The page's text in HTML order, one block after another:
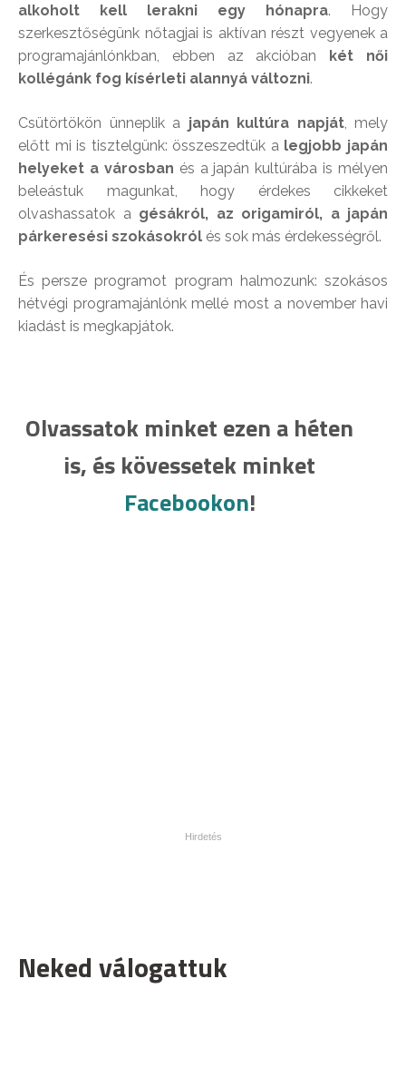
alkoholt kell lerakni egy hónapra. Hogy
szerkesztőségünk nőtagjai is aktívan részt vegyenek a
programajánlónkban, ebben az akcióban
két női
kollégánk fog kísérleti alannyá változni.
Csütörtökön ünneplik a japán kultúra napját, mely
előtt mi is tisztelgünk: összeszedtük a legjobb japán
helyeket a városban és a japán kultúrába is mélyen
beleástuk magunkat, hogy érdekes cikkeket
olvashassatok a gésákról, az origamiról, a japán
párkeresési szokásokról és sok más érdekességről.
És persze programot program halmozunk: szokásos
hétvégi programajánlónk mellé most a november havi
kiadást is megkapjátok.
Olvassatok minket ezen a héten
is, és kövessetek minket
Facebookon!
Neked válogattuk